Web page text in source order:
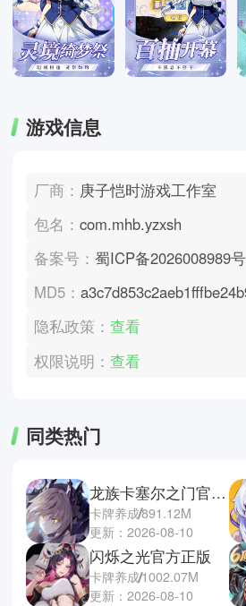
游戏信息
厂商： 庚子恺时游戏工作室
包名：com.mhb.yzxsh
备案号：蜀ICP备2026008989
MD5：
隐私政策：查看
权限说明：查看
同类热门
龙族卡塞尔之门官方正版
卡牌养成891.12M
更新：2026-08-10
闪烁之光官方正版
卡牌养成1002.07M
更新：2026-08-10